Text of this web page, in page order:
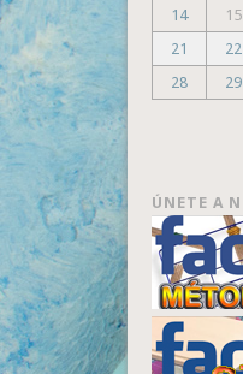
14
15
21
22
28
29
ÚNETE A